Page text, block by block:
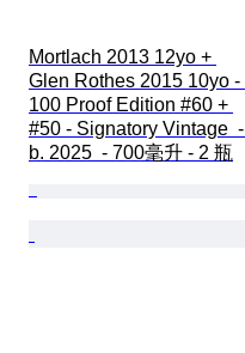
Mortlach 2013 12yo +
Glen Rothes 2015 10yo -
100 Proof Edition #60 +
#50 - Signatory Vintage  -
b. 2025  - 700毫升 - 2 瓶